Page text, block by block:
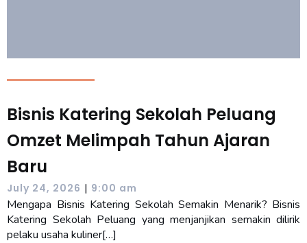
Bisnis Katering Sekolah Peluang
Omzet Melimpah Tahun Ajaran
Baru
July 24, 2026 | 9:00 am
Mengapa Bisnis Katering Sekolah Semakin Menarik? Bisnis
Katering Sekolah Peluang yang menjanjikan semakin dilirik
pelaku usaha kuliner[…]